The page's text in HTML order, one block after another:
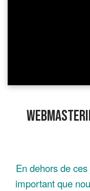
En dehors de
important que